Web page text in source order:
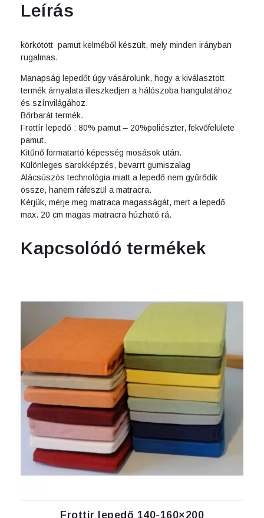
Leírás
körkötött pamut kelméből készült, mely minden irányban
rugalmas.
Manapság lepedőt úgy vásárolunk, hogy a kiválasztott
termék árnyalata illeszkedjen a hálószoba hangulatához
és színvilágához.
Bőrbarát termék.
Frottír lepedő : 80% pamut – 20%poliészter, fekvőfelülete
pamut.
Kitűnő formatartó képesség mosások után.
Különleges sarokképzés, bevarrt gumiszalag
Alácsúszós technológia miatt a lepedő nem gyűrődik
össze, hanem ráfeszül a matracra.
Kérjük, mérje meg matraca magasságát, mert a lepedő
max. 20 cm magas matracra húzható rá.
Kapcsolódó termékek
Frottir lepedő 140-160×200